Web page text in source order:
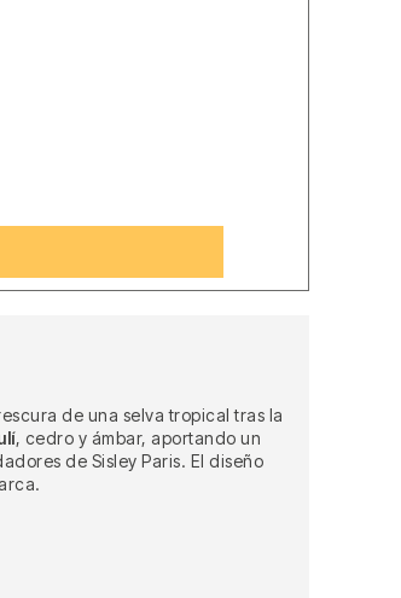
de una selva tropical tras la
, cedro y ámbar, aportando un
de Sisley Paris. El diseño